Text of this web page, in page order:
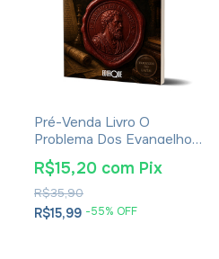
Pré-Venda Livro O
Problema Dos Evangelhos
E Soluções- Eusébio De
Cesareia
R$15,99 -55% OFF
R$35,90
R$15,20 com Pix